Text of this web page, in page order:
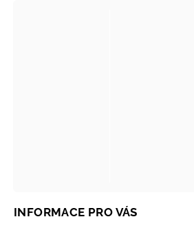
INFORMACE PRO VÁS